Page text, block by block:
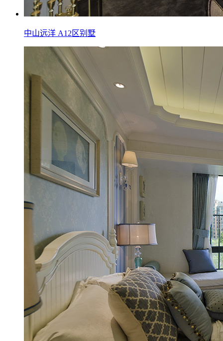
中山远洋 A12区别墅